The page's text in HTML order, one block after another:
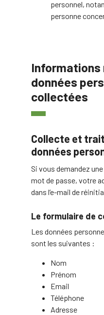
personnel,
personne
données
collectées
Collecte et
données
Si vous demandez
mot de passe, votre
dans l’e-mail de
Le formulaire de
Les données
sont les suivantes :
Nom
Prénom
Email
Téléphone
Adresse